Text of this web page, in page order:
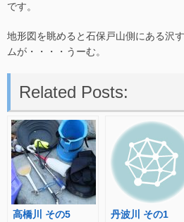
です。
地形図を眺めると石保戸山側にある沢
ムが・・・・うーむ。
Related Posts:
高橋川 その5 丹波川 その1